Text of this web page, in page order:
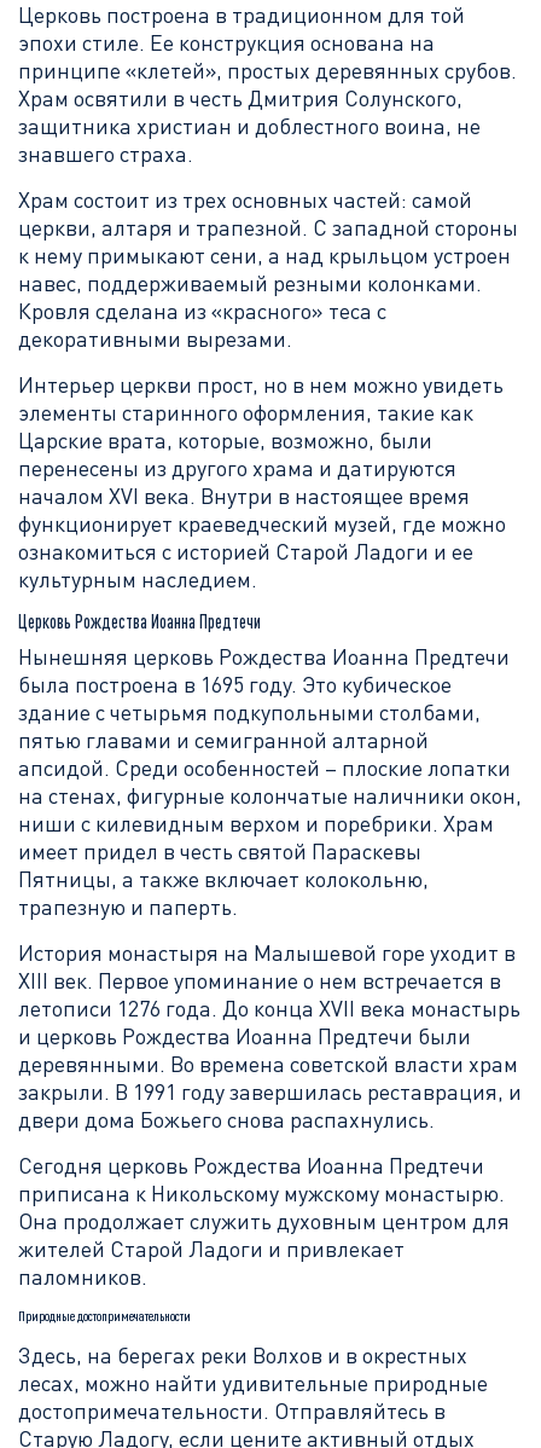
Церковь построена в традиционном для той
эпохи стиле. Ее конструкция основана на
принципе «клетей», простых деревянных срубов.
Храм освятили в честь Дмитрия Солунского,
защитника христиан и доблестного воина, не
знавшего страха.
Храм состоит из трех основных частей: самой
церкви, алтаря и трапезной. С западной стороны
к нему примыкают сени, а над крыльцом устроен
навес, поддерживаемый резными колонками.
Кровля сделана из «красного» теса с
декоративными вырезами.
Интерьер церкви прост, но в нем можно увидеть
элементы старинного оформления, такие как
Царские врата, которые, возможно, были
перенесены из другого храма и датируются
началом XVI века. Внутри в настоящее время
функционирует краеведческий музей, где можно
ознакомиться с историей Старой Ладоги и ее
культурным наследием.
Церковь Рождества Иоанна Предтечи
Нынешняя церковь Рождества Иоанна Предтечи
была построена в 1695 году. Это кубическое
здание с четырьмя подкупольными столбами,
пятью главами и семигранной алтарной
апсидой. Среди особенностей – плоские лопатки
на стенах, фигурные колончатые наличники окон,
ниши с килевидным верхом и поребрики. Храм
имеет придел в честь святой Параскевы
Пятницы, а также включает колокольню,
трапезную и паперть.
История монастыря на Малышевой горе уходит в
XIII век. Первое упоминание о нем встречается в
летописи 1276 года. До конца XVII века монастырь
и церковь Рождества Иоанна Предтечи были
деревянными. Во времена советской власти храм
закрыли. В 1991 году завершилась реставрация, и
двери дома Божьего снова распахнулись.
Сегодня церковь Рождества Иоанна Предтечи
приписана к Никольскому мужскому монастырю.
Она продолжает служить духовным центром для
жителей Старой Ладоги и привлекает
паломников.
Природные достопримечательности
Здесь, на берегах реки Волхов и в окрестных
лесах, можно найти удивительные природные
достопримечательности. Отправляйтесь в
Старую Ладогу, если цените активный отдых